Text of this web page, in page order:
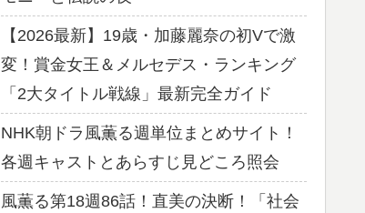
【2026最新】19歳・加藤麗奈の初Vで激
変！賞金女王＆メルセデス・ランキング
「2大タイトル戦線」最新完全ガイド
NHK朝ドラ風薫る週単位まとめサイト！
各週キャストとあらすじ見どころ照会
風薫る第18週86話！直美の決断！「社会